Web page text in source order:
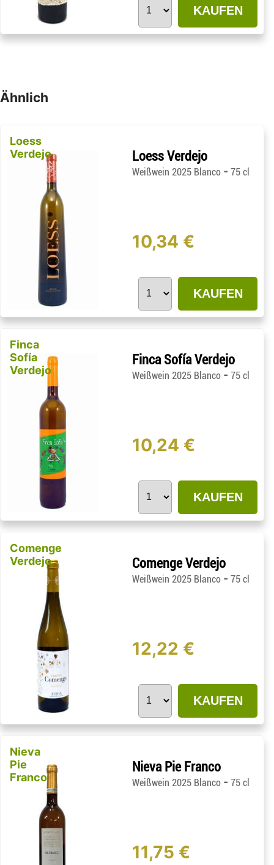
KAUFEN
Ähnlich
Loess
Verdejo
Loess Verdejo
Weißwein 2025 Blanco -75 cl
10,34 €
KAUFEN
Finca
Sofía
Verdejo
Finca Sofía Verdejo
Weißwein 2025 Blanco -75 cl
10,24 €
KAUFEN
Comenge
Verdejo
Comenge Verdejo
Weißwein 2025 Blanco -75 cl
12,22 €
KAUFEN
Nieva
Pie
Franco
Nieva Pie Franco
Weißwein 2025 Blanco -75 cl
11,75 €